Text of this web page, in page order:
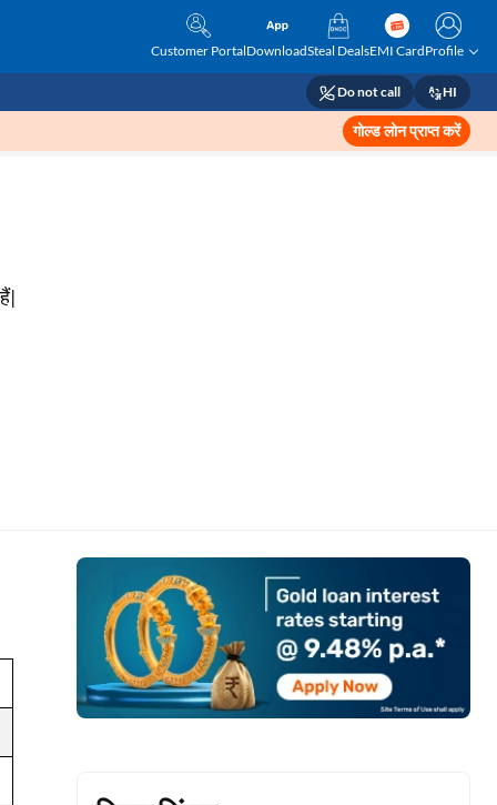
Customer PortalDownloadSteal DealsEMI CardProfile
Do not call HI
गोल्ड लोन प्राप्त करें